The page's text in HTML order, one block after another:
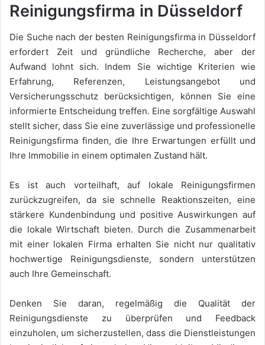
Reinigungsfirma in Düsseldorf
Die Suche nach der besten Reinigungsfirma in Düsseldorf
erfordert Zeit und gründliche Recherche, aber der
Aufwand lohnt sich. Indem Sie wichtige Kriterien wie
Erfahrung, Referenzen, Leistungsangebot und
Versicherungsschutz berücksichtigen, können Sie eine
informierte Entscheidung treffen. Eine sorgfältige Auswahl
stellt sicher, dass Sie eine zuverlässige und professionelle
Reinigungsfirma finden, die Ihre Erwartungen erfüllt und
Ihre Immobilie in einem optimalen Zustand hält.
Es ist auch vorteilhaft, auf lokale Reinigungsfirmen
zurückzugreifen, da sie schnelle Reaktionszeiten, eine
stärkere Kundenbindung und positive Auswirkungen auf
die lokale Wirtschaft bieten. Durch die Zusammenarbeit
mit einer lokalen Firma erhalten Sie nicht nur qualitativ
hochwertige Reinigungsdienste, sondern unterstützen
auch Ihre Gemeinschaft.
Denken Sie daran, regelmäßig die Qualität der
Reinigungsdienste zu überprüfen und Feedback
einzuholen, um sicherzustellen, dass die Dienstleistungen